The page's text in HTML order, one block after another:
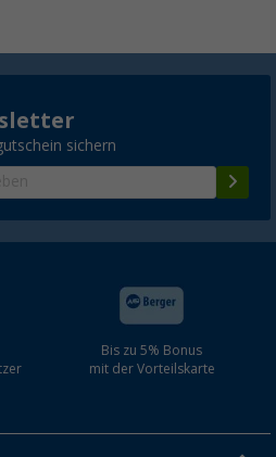
sichern
Bis zu 5% Bonus
mit der Vorteilskarte